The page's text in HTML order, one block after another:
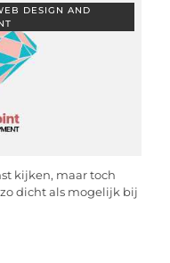
DESIGN AND
kijken, maar toch
dicht als mogelijk bij